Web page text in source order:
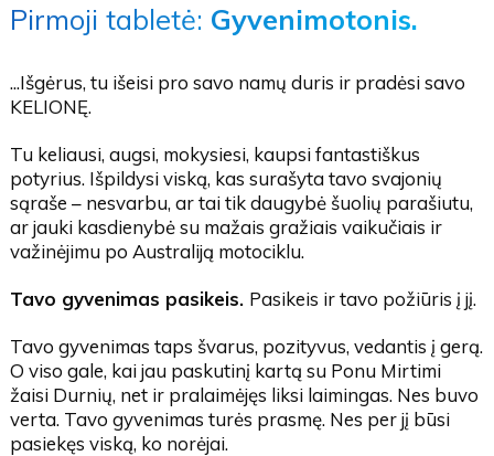
Pirmoji tabletė: Gyvenimotonis.
...Išgėrus, tu išeisi pro savo namų duris ir pradėsi savo
KELIONĘ.
Tu keliausi, augsi, mokysiesi, kaupsi fantastiškus
potyrius. Išpildysi viską, kas surašyta tavo svajonių
sąraše – nesvarbu, ar tai tik daugybė šuolių parašiutu,
ar jauki kasdienybė su mažais gražiais vaikučiais ir
važinėjimu po Australiją motociklu.
Tavo gyvenimas pasikeis. Pasikeis ir tavo požiūris į jį.
Tavo gyvenimas taps švarus, pozityvus, vedantis į gerą.
O viso gale, kai jau paskutinį kartą su Ponu Mirtimi
žaisi Durnių, net ir pralaimėjęs liksi laimingas. Nes buvo
verta. Tavo gyvenimas turės prasmę. Nes per jį būsi
pasiekęs viską, ko norėjai.